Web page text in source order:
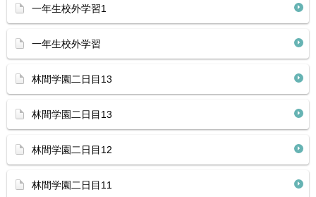
一年生校外学習1
一年生校外学習
林間学園二日目13
林間学園二日目13
林間学園二日目12
林間学園二日目11